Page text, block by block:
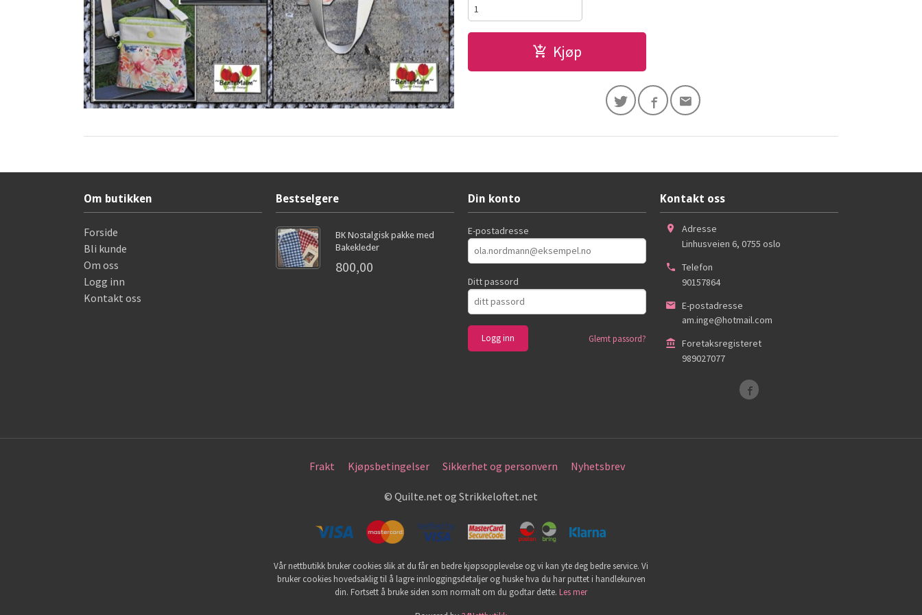
Kjøp
Om butikken
Forside
Bli kunde
Om oss
Logg inn
Kontakt oss
Bestselgere
BK Nostalgisk pakke med
Bakekleder
800,00
Din konto
E-postadresse
Ditt passord
Glemt passord?
Kontakt oss
Adresse
Linhusveien 6, 0755 oslo
Telefon
90157864
E-postadresse
am.inge@hotmail.com
Foretaksregisteret
989027077
Frakt Kjøpsbetingelser Sikkerhet og personvern Nyhetsbrev
© Quilte.net og Strikkeloftet.net
Vår nettbutikk bruker cookies slik at du får en bedre kjøpsopplevelse og vi kan yte deg bedre service. Vi
bruker cookies hovedsaklig til å lagre innloggingsdetaljer og huske hva du har puttet i handlekurven
din. Fortsett å bruke siden som normalt om du godtar dette. Les mer